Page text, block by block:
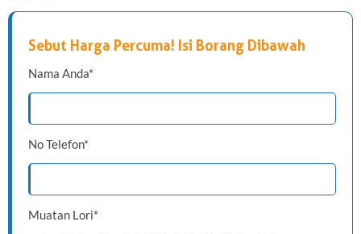
Sebut Harga Percuma! Isi Borang Dibawah
Nama Anda*
No Telefon*
Muatan Lori*